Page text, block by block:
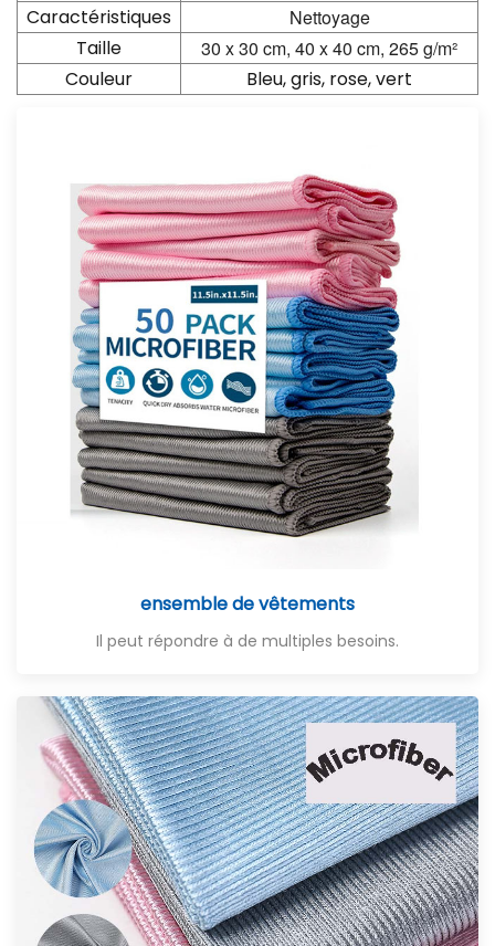
Caractéristiques
Nettoyage
Taille
30 x 30 cm, 40 x 40 cm, 265 g/m²
Couleur
Bleu, gris, rose, vert
ensemble de vêtements
Il peut répondre à de multiples besoins.